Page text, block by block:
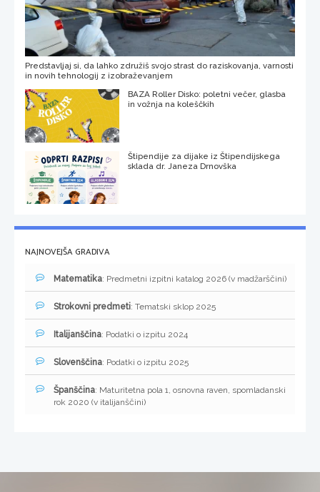
Predstavljaj si, da lahko združiš svojo strast do raziskovanja, varnosti
in novih tehnologij z izobraževanjem
BAZA Roller Disko: poletni večer, glasba
in vožnja na koleščkih
Štipendije za dijake iz Štipendijskega
sklada dr. Janeza Drnovška
NAJNOVEJŠA GRADIVA
Matematika: Predmetni izpitni katalog 2026 (v madžarščini)
Strokovni predmeti: Tematski sklop 2025
Italijanščina: Podatki o izpitu 2024
Slovenščina: Podatki o izpitu 2025
Španščina: Maturitetna pola 1, osnovna raven, spomladanski
rok 2020 (v italijanščini)